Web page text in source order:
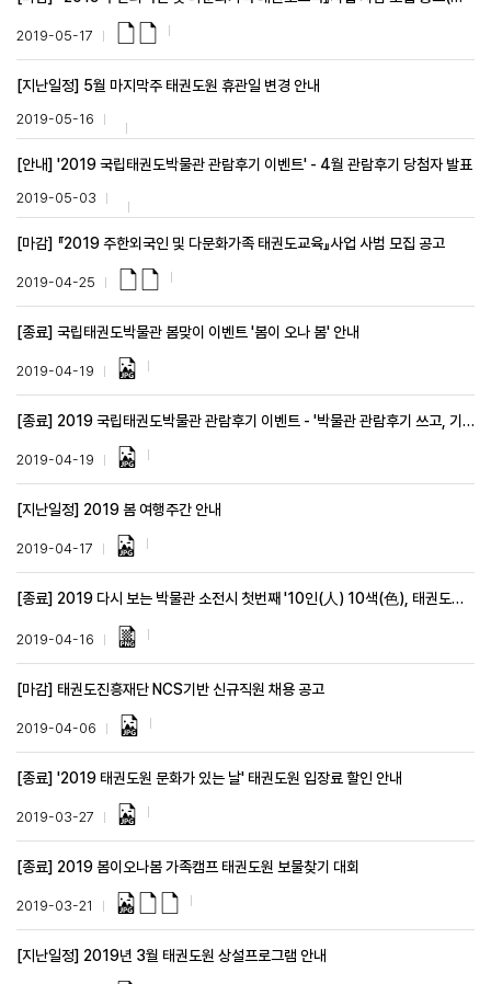
2019-05-17
[지난일정] 5월 마지막주 태권도원 휴관일 변경 안내
2019-05-16
[안내] '2019 국립태권도박물관 관람후기 이벤트' - 4월 관람후기 당첨자 발표
2019-05-03
[마감] 『2019 주한외국인 및 다문화가족 태권도교육』사업 사범 모집 공고
2019-04-25
[종료] 국립태권도박물관 봄맞이 이벤트 '봄이 오나 봄' 안내
2019-04-19
[종료] 2019 국립태권도박물관 관람후기 이벤트 - '박물관 관람후기 쓰고, 기념품도 받고!'
2019-04-19
[지난일정] 2019 봄 여행주간 안내
2019-04-17
[종료] 2019 다시 보는 박물관 소전시 첫번째 '10인(人) 10색(色), 태권도를 만나다'
2019-04-16
[마감] 태권도진흥재단 NCS기반 신규직원 채용 공고
2019-04-06
[종료] '2019 태권도원 문화가 있는 날' 태권도원 입장료 할인 안내
2019-03-27
[종료] 2019 봄이오나봄 가족캠프 태권도원 보물찾기 대회
2019-03-21
[지난일정] 2019년 3월 태권도원 상설프로그램 안내